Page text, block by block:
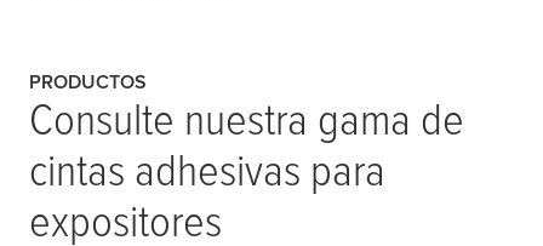
PRODUCTOS
Consulte nuestra gama de
cintas adhesivas para
expositores